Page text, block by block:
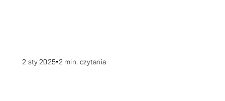
2 sty 2025 2min. czytania